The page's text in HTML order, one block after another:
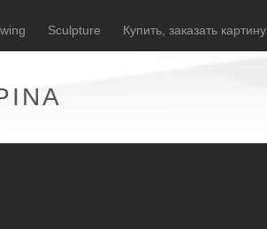
Sculpture Купить, заказать картину